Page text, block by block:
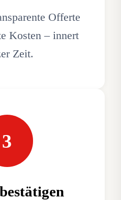
Offerte
Kosten – innert
Zeit.
3